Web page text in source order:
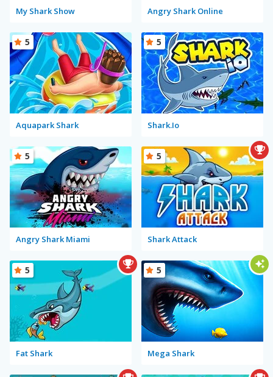
My Shark Show Angry Shark Online
Aquapark Shark
5
Shark.Io
5
Angry Shark Miami
5
Shark Attack
5
Fat Shark
5
Mega Shark
5